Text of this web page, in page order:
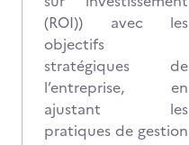
(ROI)) avec les
objectifs
stratégiques de
l’entreprise, en
ajustant les
pratiques de gestion